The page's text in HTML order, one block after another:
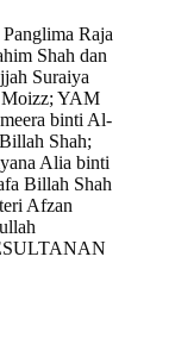
Raja
Shah dan
Suraiya
Moizz; YAM
binti Al-
Shah;
Alia binti
Billah Shah
Afzan